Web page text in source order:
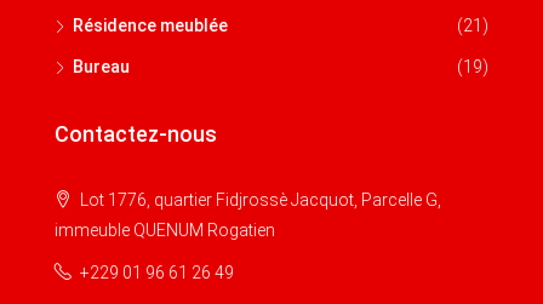
Résidence meublée (21)
Bureau (19)
Contactez-nous
Lot 1776, quartier Fidjrossè Jacquot, Parcelle G,
immeuble QUENUM Rogatien
+229 01 96 61 26 49